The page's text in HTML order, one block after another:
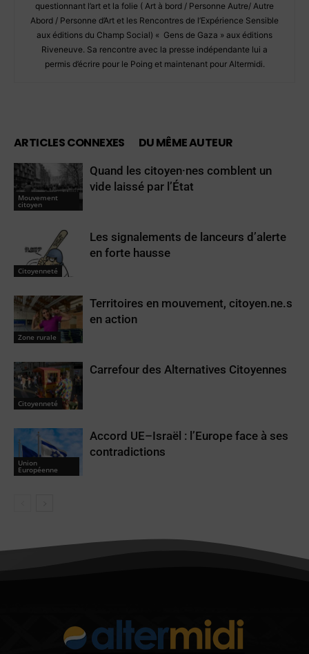
questionnant l’art et la folie ( Art à bord / Personne Autre/ Autre
Abord / Personne d’Art et les Rencontres de l’Expérience Sensible
aux éditions du Champ Social) « Gens de Gaza » aux éditions
Riveneuve. Sa rencontre avec la presse indépendante lui a
permis d’écrire pour le Poing et maintenant pour Altermidi.
ARTICLES CONNEXES DU MÊME AUTEUR
Mouvement
citoyen
Quand les citoyen·nes comblent un
vide laissé par l’État
Citoyenneté
Les signalements de lanceurs d’alerte
en forte hausse
Zone rurale
Territoires en mouvement, citoyen.ne.s
en action
Citoyenneté
Carrefour des Alternatives Citoyennes
Union
Européenne
Accord UE–Israël : l’Europe face à ses
contradictions